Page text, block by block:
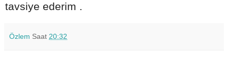
tavsiye ederim .
Özlem Saat 20:32